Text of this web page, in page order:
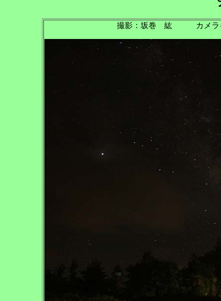
撮影：坂巻 紘 カメラキ